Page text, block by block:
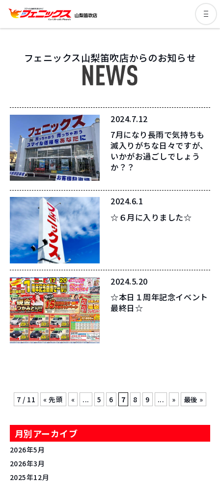
フェニックス山梨笛吹店からのお知らせ
2024.7.12
7月になり長雨で気持ちも
滅入りがちな日々ですが、
いかがお過ごしでしょう
か？？
2024.6.1
☆６月に入りました☆
2024.5.20
☆本日１周年記念イベント
最終日☆
7 / 11 « 先頭 « ... 5 6 7 8 9 ... » 最後 »
月別アーカイブ
2026年5月
2026年3月
2025年12月